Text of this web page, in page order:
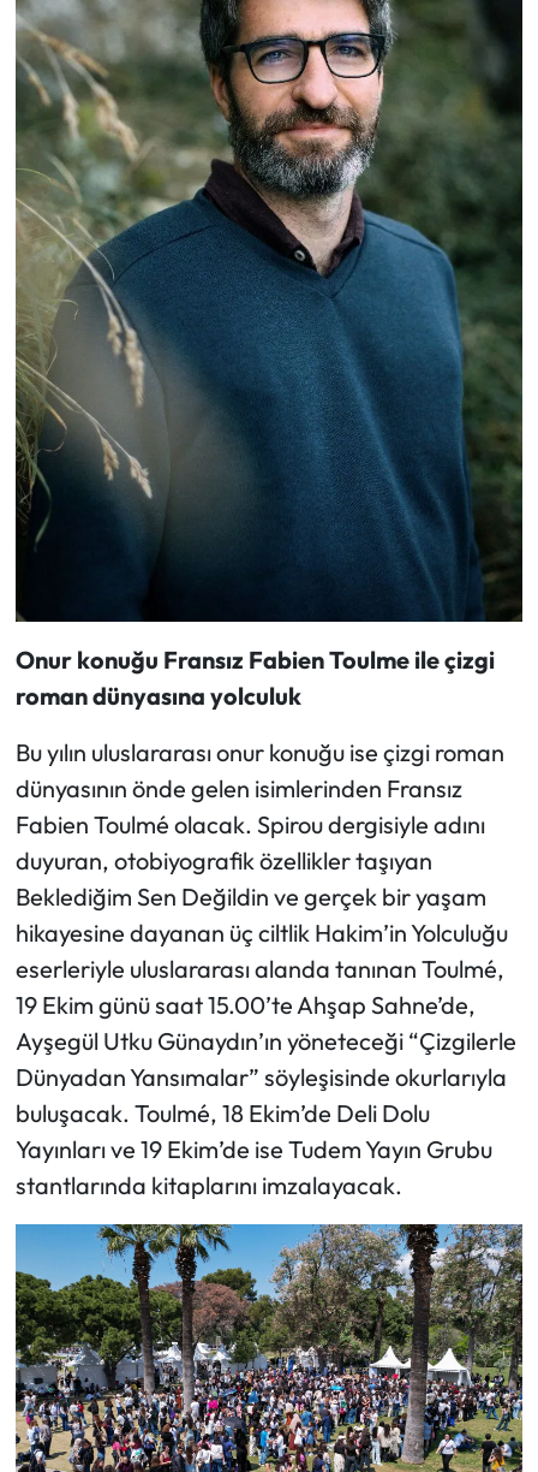
Onur konuğu Fransız Fabien Toulme ile çizgi
roman dünyasına yolculuk
Bu yılın uluslararası onur konuğu ise çizgi roman
dünyasının önde gelen isimlerinden Fransız
Fabien Toulmé olacak. Spirou dergisiyle adını
duyuran, otobiyografik özellikler taşıyan
Beklediğim Sen Değildin ve gerçek bir yaşam
hikayesine dayanan üç ciltlik Hakim’in Yolculuğu
eserleriyle uluslararası alanda tanınan Toulmé,
19 Ekim günü saat 15.00’te Ahşap Sahne’de,
Ayşegül Utku Günaydın’ın yöneteceği “Çizgilerle
Dünyadan Yansımalar” söyleşisinde okurlarıyla
buluşacak. Toulmé, 18 Ekim’de Deli Dolu
Yayınları ve 19 Ekim’de ise Tudem Yayın Grubu
stantlarında kitaplarını imzalayacak.